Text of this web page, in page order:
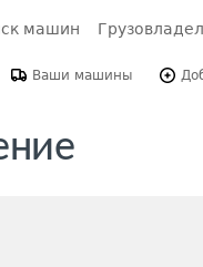
машин
Ваши машины